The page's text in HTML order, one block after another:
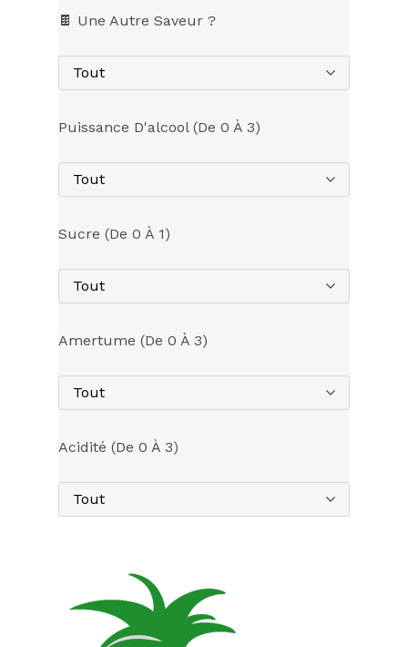
🍫 Une Autre Saveur ?
Tout
Puissance D'alcool (de 0 À 3)
Tout
Sucre (de 0 À 1)
Tout
Amertume (de 0 À 3)
Tout
Acidité (de 0 À 3)
Tout